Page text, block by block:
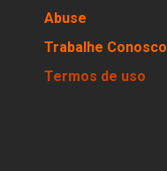
Abuse
Trabalhe Conosco
Termos de uso